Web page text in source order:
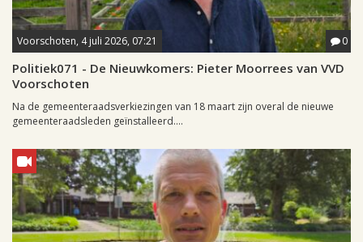
Voorschoten, 4 juli 2026, 07:21 0
Politiek071 - De Nieuwkomers: Pieter Moorrees van VVD
Voorschoten
Na de gemeenteraadsverkiezingen van 18 maart zijn overal de nieuwe
gemeenteraadsleden geïnstalleerd....